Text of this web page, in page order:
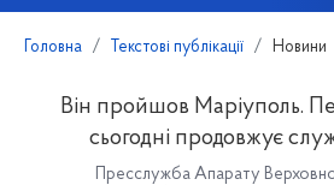
Головна Текстові публікації Новини
Він пройшов Маріуполь.
сьогодні продовжує
Пресслужба Апарату